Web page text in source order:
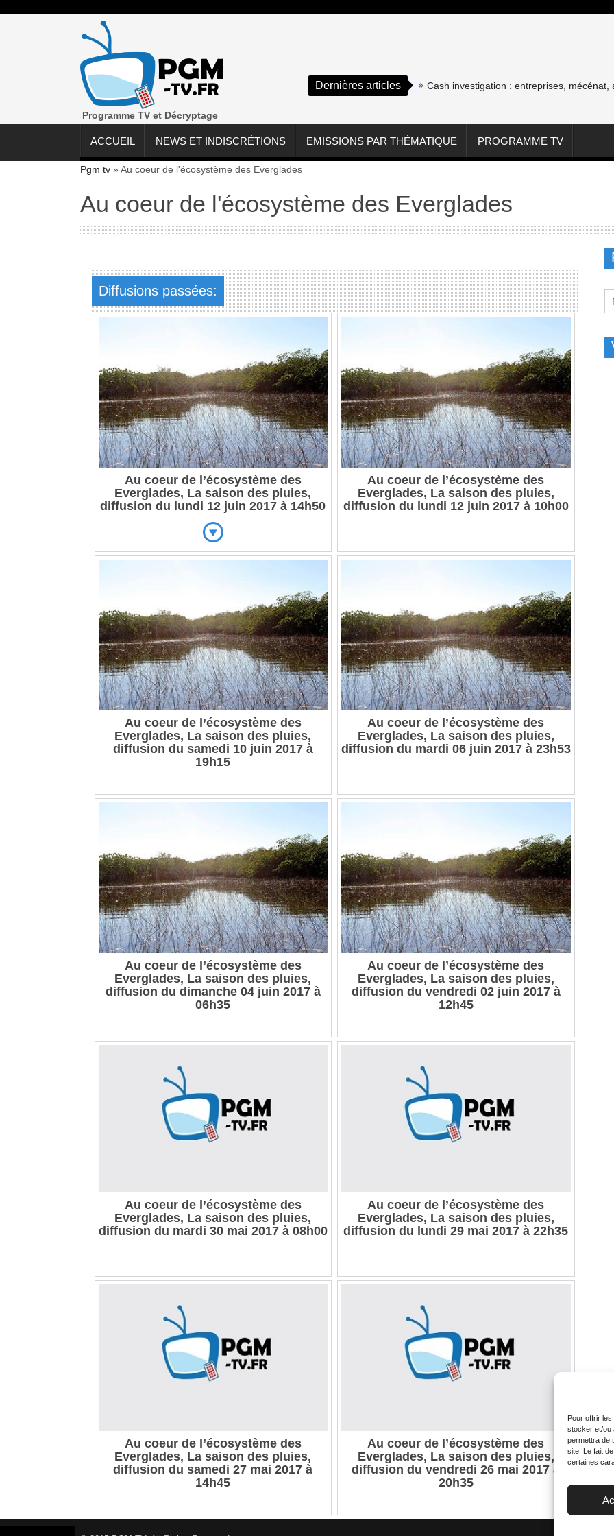
Pour offrir
stocker et/ou
permettra de
site. Le fait
certaines
Programme TV et Décryptage
Dernières articles Cash investigation : entreprises, mécénat,
ACCUEIL NEWS ET INDISCRÉTIONS EMISSIONS PAR THÉMATIQUE PROGRAMME TV
Pgm tv » Au coeur de l'écosystème des Everglades
Au coeur de l'écosystème des Everglades
Diffusions passées:
Au coeur de l’écosystème des
Everglades, La saison des pluies,
diffusion du lundi 12 juin 2017 à 14h50
Au coeur de l’écosystème des
Everglades, La saison des pluies,
diffusion du lundi 12 juin 2017 à 10h00
Au coeur de l’écosystème des
Everglades, La saison des pluies,
diffusion du samedi 10 juin 2017 à
19h15
Au coeur de l’écosystème des
Everglades, La saison des pluies,
diffusion du mardi 06 juin 2017 à 23h53
Au coeur de l’écosystème des
Everglades, La saison des pluies,
diffusion du dimanche 04 juin 2017 à
06h35
Au coeur de l’écosystème des
Everglades, La saison des pluies,
diffusion du vendredi 02 juin 2017 à
12h45
Au coeur de l’écosystème des
Everglades, La saison des pluies,
diffusion du mardi 30 mai 2017 à 08h00
Au coeur de l’écosystème des
Everglades, La saison des pluies,
diffusion du lundi 29 mai 2017 à 22h35
Au coeur de l’écosystème des
Everglades, La saison des pluies,
diffusion du samedi 27 mai 2017 à
14h45
Au coeur de l’écosystème des
Everglades, La saison des pluies,
diffusion du vendredi 26 mai 2017 à
20h35